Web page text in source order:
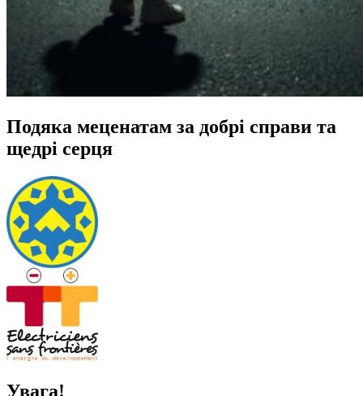
Подяка меценатам за добрі справи та
щедрі серця
Увага!